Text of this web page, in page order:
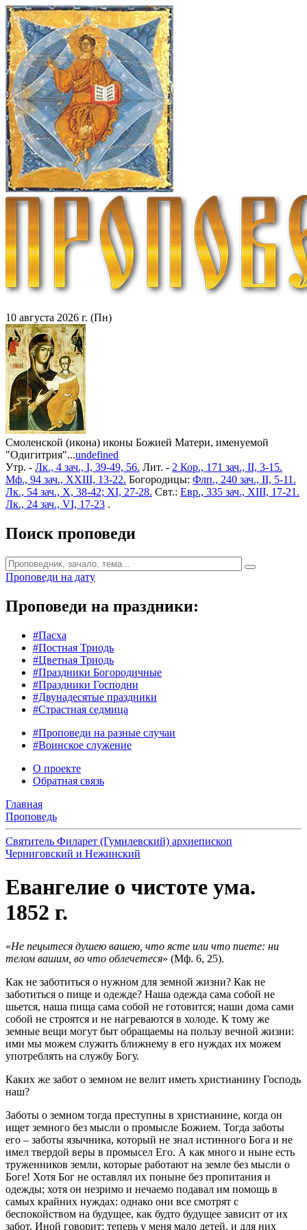
10 августа 2026 г. (Пн)
Смоленской (икона) иконы Божией Матери, именуемой
"Одигитрия"...undefined
Утр. - Лк., 4 зач., I, 39-49, 56. Лит. - 2 Кор., 171 зач., II, 3-15.
Мф., 94 зач., XXIII, 13-22. Богородицы: Флп., 240 зач., II, 5-11.
Лк., 54 зач., X, 38-42; XI, 27-28. Свт.: Евр., 335 зач., XIII, 17-21.
Лк., 24 зач., VI, 17-23 .
Поиск проповеди
Проповеди на дату
Проповеди на праздники:
#Пасха
#Постная Триодь
#Цветная Триодь
#Праздники Богородичные
#Праздники Господни
#Двунадесятые праздники
#Страстная седмица
#Проповеди на разные случаи
#Воинское служение
О проекте
Обратная связь
Главная
Проповедь
Святитель Филарет (Гумилевский) архиепископ
Черниговский и Нежинский
Евангелие о чистоте ума.
1852 г.
«Не пецытеся душею вашею, что ясте или что пиете: ни
телом вашим, во что облечетеся» (Мф. 6, 25).
Как не заботиться о нужном для земной жизни? Как не
заботитьcя о пище и одежде? Наша одежда сама собой не
шьется, наша пища сама собой не готовится; наши дома сами
собой не строятся и не нагреваются в холоде. К тому же
земные вещи могут быт обращаемы на пользу вечной жизни:
ими мы можем служить ближнему в его нуждах их можем
употреблять на службу Богу.
Каких же забот о земном не велит иметь христианину Господь
наш?
Заботы о земном тогда преступны в христианине, когда он
ищет земного без мысли о промысле Божием. Тогда заботы
его – заботы язычника, который не знал истинного Бога и не
имел твердой веры в промысел Его. А как много и ныне есть
труженников земли, которые работают на земле без мысли о
Боге! Хотя Бог не оставлял их поныне без пропитания и
одежды; хотя он незримо и нечаемо подавал им помощь в
самых крайних нуждах: однако они все смотрят с
беспокойством на будущее, как будто будущее зависит от их
забот. Иной говорит: теперь у меня мало детей, и для них